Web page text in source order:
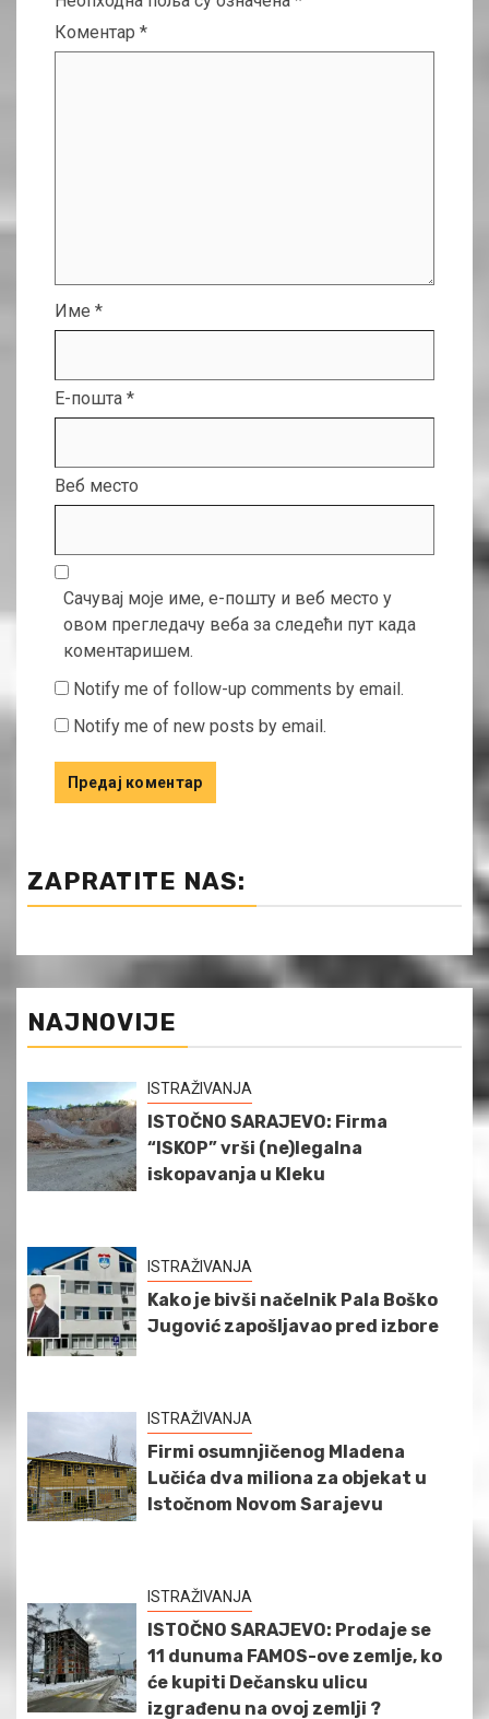
Коментар *
Име *
Е-пошта *
Веб место
Сачувај моје име, е-пошту и веб место у
овом прегледачу веба за следећи пут када
коментаришем.
Notify me of follow-up comments by email.
Notify me of new posts by email.
ZAPRATITE NAS:
NAJNOVIJE
ISTRAŽIVANJA
ISTOČNO SARAJEVO: Firma
“ISKOP” vrši (ne)legalna
iskopavanja u Kleku
ISTRAŽIVANJA
Kako je bivši načelnik Pala Boško
Jugović zapošljavao pred izbore
ISTRAŽIVANJA
Firmi osumnjičenog Mladena
Lučića dva miliona za objekat u
Istočnom Novom Sarajevu
ISTRAŽIVANJA
ISTOČNO SARAJEVO: Prodaje se
11 dunuma FAMOS-ove zemlje, ko
će kupiti Dečansku ulicu
izgrađenu na ovoj zemlji ?